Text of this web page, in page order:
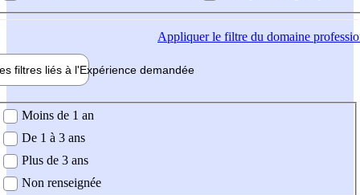
Appliquerle filtre du domaine
filtres liés à l'Expérience demandée
demandée
Moins de 1 an
De 1 à 3 ans
Plus de 3 ans
Non renseignée